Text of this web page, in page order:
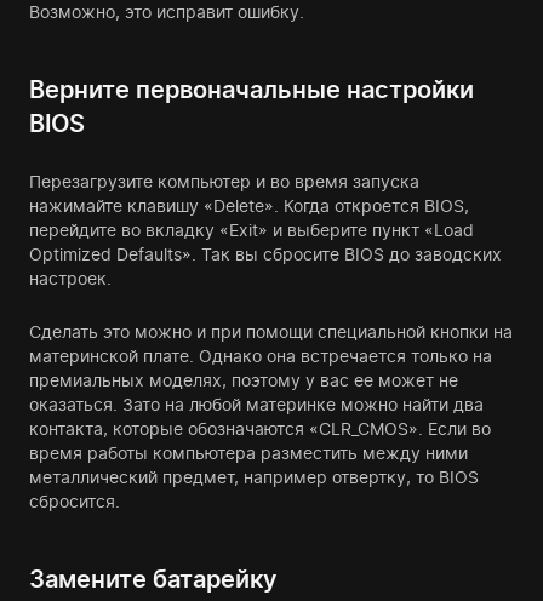
Возможно, это исправит ошибку.
Верните первоначальные настройки
BIOS
Перезагрузите компьютер и во время запуска
нажимайте клавишу «Delete». Когда откроется BIOS,
перейдите во вкладку «Exit» и выберите пункт «Load
Optimized Defaults». Так вы сбросите BIOS до заводских
настроек.
Сделать это можно и при помощи специальной кнопки на
материнской плате. Однако она встречается только на
премиальных моделях, поэтому у вас ее может не
оказаться. Зато на любой материнке можно найти два
контакта, которые обозначаются «CLR_CMOS». Если во
время работы компьютера разместить между ними
металлический предмет, например отвертку, то BIOS
сбросится.
Замените батарейку